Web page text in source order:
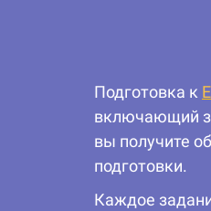
Подготовка к
включающий
вы получите
подготовки.
Каждое